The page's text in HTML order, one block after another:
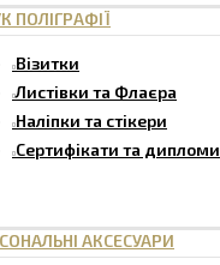
ПОЛІГРАФІЇ
Візитки
Листівки та Флаєра
Наліпки та стікери
Сертифікати та дипломи
АКСЕСУАРИ